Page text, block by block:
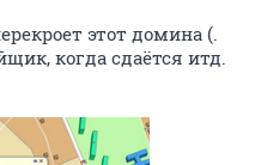
этот домина (.
когда сдаётся итд.